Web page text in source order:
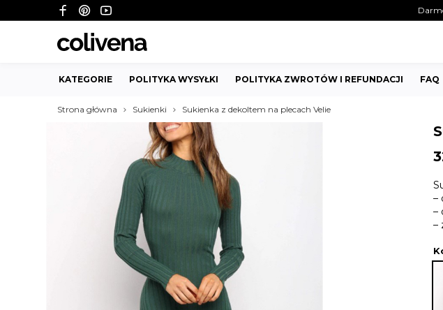
KATEGORIE POLITYKA WYSYŁKI POLITYKA ZWROTÓW I REFUNDACJI FAQ
Strona główna Sukienki Sukienka z dekoltem na plecach Velie
–
–
–